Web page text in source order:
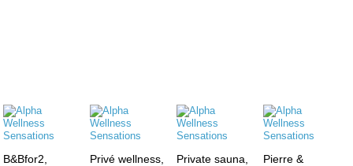
B&Bfor2,
Privé wellness,
Private sauna,
Pierre &